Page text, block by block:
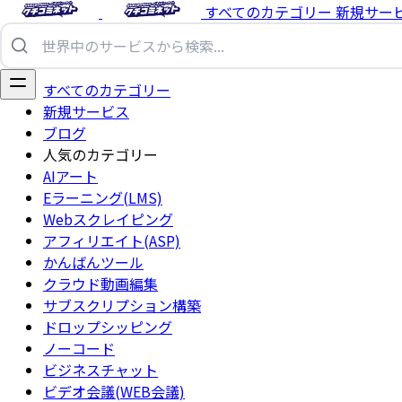
すべてのカテゴリー 新規サー
すべてのカテゴリー
新規サービス
ブログ
人気のカテゴリー
AIアート
Eラーニング(LMS)
Webスクレイピング
アフィリエイト(ASP)
かんばんツール
クラウド動画編集
サブスクリプション構築
ドロップシッピング
ノーコード
ビジネスチャット
ビデオ会議(WEB会議)